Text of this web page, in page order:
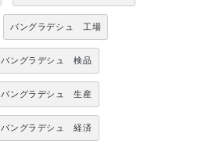
バングラデシュ 工場
バングラデシュ 検品
バングラデシュ 生産
バングラデシュ 経済